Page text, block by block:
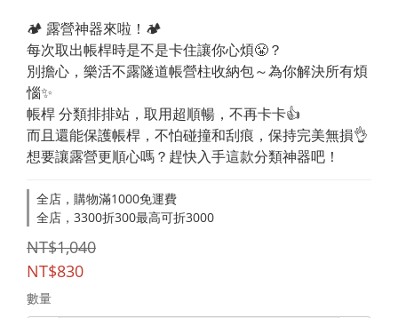
🏕️ 露營神器來啦！🏕️
每次取出帳桿時是不是卡住讓你心煩😤？
別擔心，樂活不露隧道帳營柱收納包～為你解決所有煩
惱✨
帳桿 分類排排站，取用超順暢，不再卡卡👍
而且還能保護帳桿，不怕碰撞和刮痕，保持完美無損👌
想要讓露營更順心嗎？趕快入手這款分類神器吧！
全店，購物滿1000免運費
全店，3300折300最高可折3000
NT$1,040
NT$830
數量